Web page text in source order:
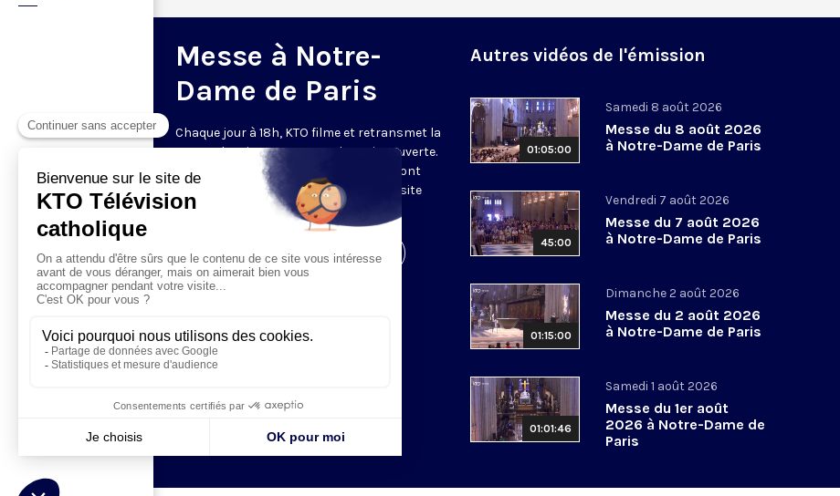
Messe à Notre-
Dame de Paris
Chaque jour à 18h, KTO filme et retransmet la
messe depuis Notre-Dame de Paris rouverte.
Les textes des Vêpres et de la messe sont
presque toujours ceux qu’indiquent le site
www.aelf.org
Visiter la page de l'émission
Autres vidéos de l'émission
01:05:00
Samedi 8 août 2026
Messe du 8 août 2026
à Notre-Dame de Paris
45:00
Vendredi 7 août 2026
Messe du 7 août 2026
à Notre-Dame de Paris
01:15:00
Dimanche 2 août 2026
Messe du 2 août 2026
à Notre-Dame de Paris
01:01:46
Samedi 1 août 2026
Messe du 1er août
2026 à Notre-Dame de
Paris